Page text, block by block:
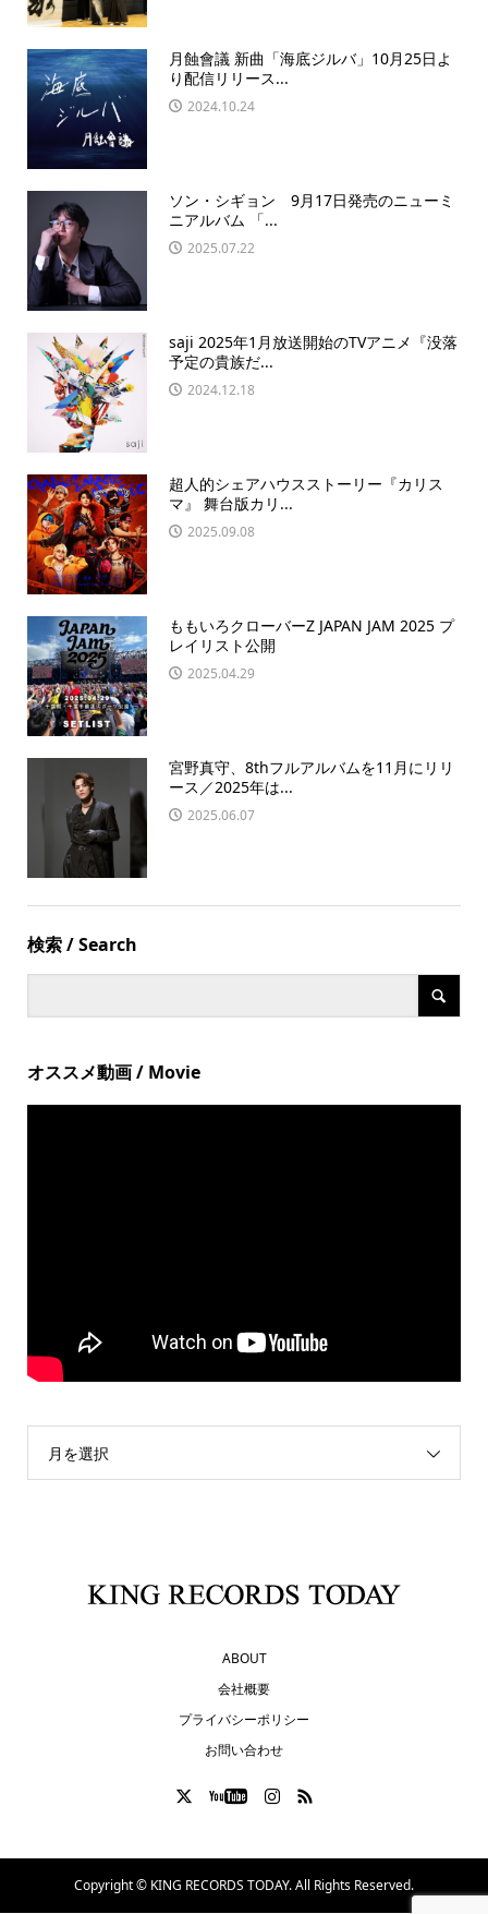
月蝕會議 新曲「海底ジルバ」10月25日よ
り配信リリース...
2024.10.24
ソン・シギョン 9月17日発売のニューミ
ニアルバム 「...
2025.07.22
saji 2025年1月放送開始のTVアニメ『没落
予定の貴族だ...
2024.12.18
超人的シェアハウスストーリー『カリス
マ』 舞台版カリ...
2025.09.08
ももいろクローバーZ JAPAN JAM 2025 プ
レイリスト公開
2025.04.29
宮野真守、8thフルアルバムを11月にリリ
ース／2025年は...
2025.06.07
検索 / Search
オススメ動画 / Movie
月を選択
ABOUT
会社概要
プライバシーポリシー
お問い合わせ
Copyright © KING RECORDS TODAY. All Rights Reserved.